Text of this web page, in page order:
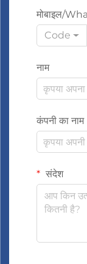
मोबाइल/
Code
नाम
कंपनी का नाम
संदेश